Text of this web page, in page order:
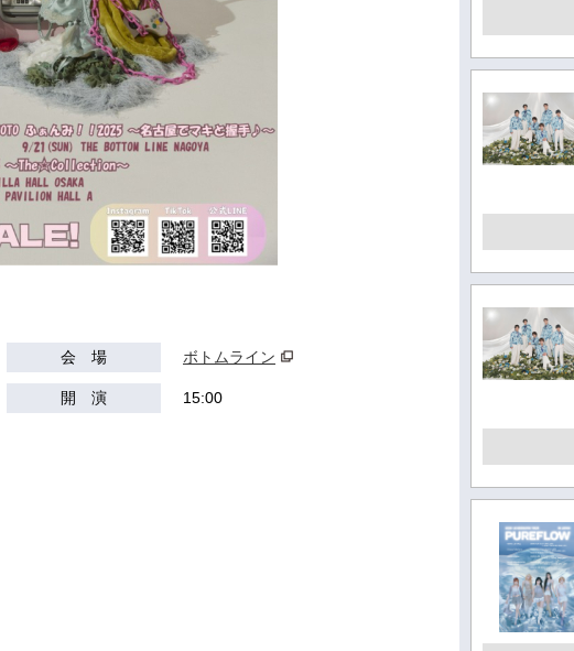
会 場 ボトムライン
開 演 15:00